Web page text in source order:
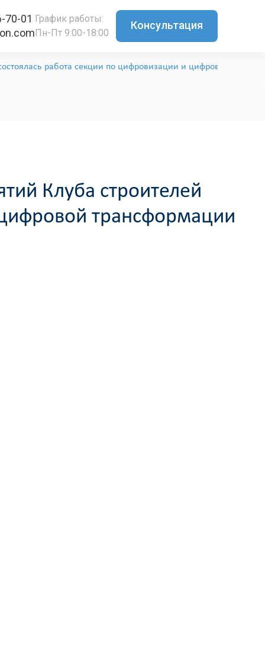
70-01 График работы:
Пн-Пт 9:00-18:00
Консультация
работа секции по цифровизации и цифровой
Клуба строителей
трансформации